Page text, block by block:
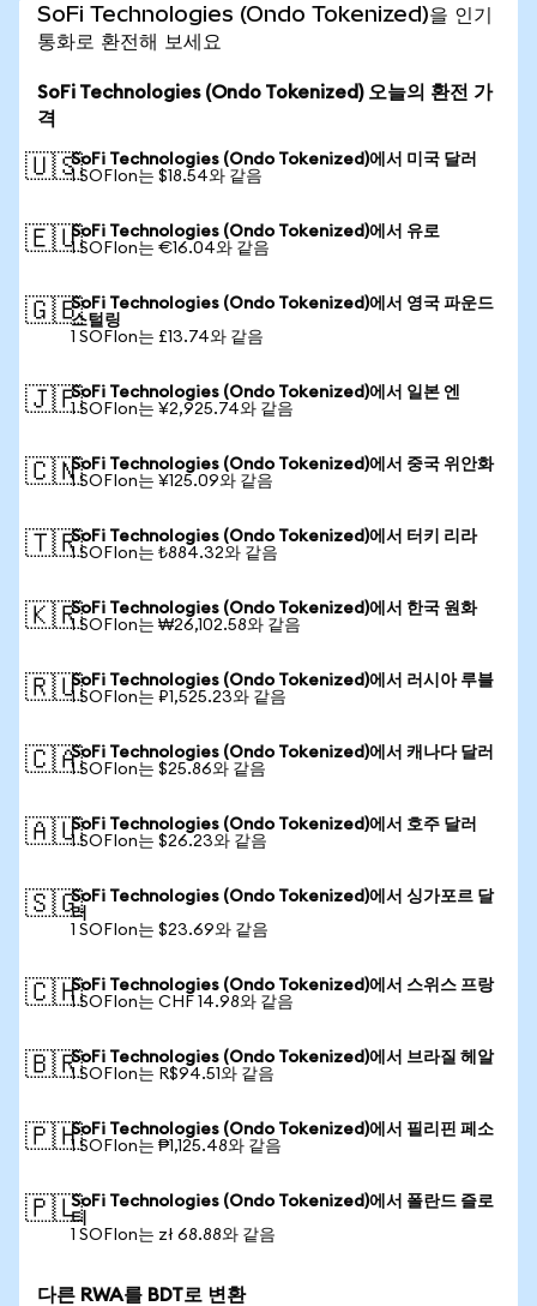
SoFi Technologies (Ondo Tokenized)을 인기
통화로 환전해 보세요
SoFi Technologies (Ondo Tokenized) 오늘의 환전 가
격
🇺🇸SoFi Technologies (Ondo Tokenized)에서 미국 달러
1 SOFIon는 $18.54와 같음
🇪🇺SoFi Technologies (Ondo Tokenized)에서 유로
1 SOFIon는 €16.04와 같음
🇬🇧SoFi Technologies (Ondo Tokenized)에서 영국 파운드
스털링
1 SOFIon는 £13.74와 같음
🇯🇵SoFi Technologies (Ondo Tokenized)에서 일본 엔
1 SOFIon는 ¥2,925.74와 같음
🇨🇳SoFi Technologies (Ondo Tokenized)에서 중국 위안화
1 SOFIon는 ¥125.09와 같음
🇹🇷SoFi Technologies (Ondo Tokenized)에서 터키 리라
1 SOFIon는 ₺884.32와 같음
🇰🇷SoFi Technologies (Ondo Tokenized)에서 한국 원화
1 SOFIon는 ₩26,102.58와 같음
🇷🇺SoFi Technologies (Ondo Tokenized)에서 러시아 루블
1 SOFIon는 ₽1,525.23와 같음
🇨🇦SoFi Technologies (Ondo Tokenized)에서 캐나다 달러
1 SOFIon는 $25.86와 같음
🇦🇺SoFi Technologies (Ondo Tokenized)에서 호주 달러
1 SOFIon는 $26.23와 같음
🇸🇬SoFi Technologies (Ondo Tokenized)에서 싱가포르 달
러
1 SOFIon는 $23.69와 같음
🇨🇭SoFi Technologies (Ondo Tokenized)에서 스위스 프랑
1 SOFIon는 CHF 14.98와 같음
🇧🇷SoFi Technologies (Ondo Tokenized)에서 브라질 헤알
1 SOFIon는 R$94.51와 같음
🇵🇭SoFi Technologies (Ondo Tokenized)에서 필리핀 페소
1 SOFIon는 ₱1,125.48와 같음
🇵🇱SoFi Technologies (Ondo Tokenized)에서 폴란드 즐로
티
1 SOFIon는 zł 68.88와 같음
다른 RWA를 BDT로 변환